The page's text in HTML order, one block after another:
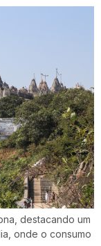
destacando um
onde o consumo